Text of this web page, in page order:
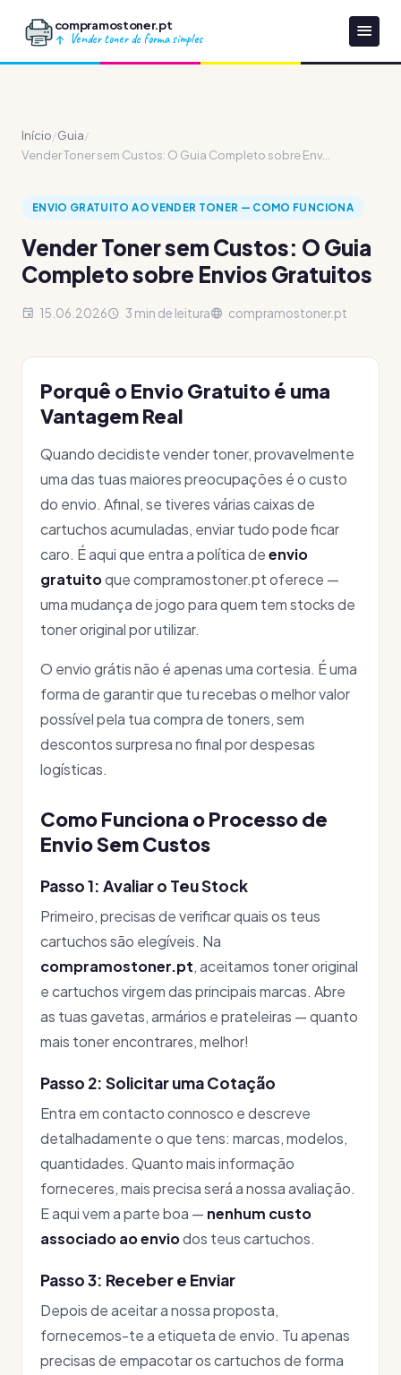
compramostoner.pt
Vender toner de forma simples
Início/Guia/
Vender Toner sem Custos: O Guia Completo sobre Env...
ENVIO GRATUITO AO VENDER TONER — COMO FUNCIONA
Vender Toner sem Custos: O Guia
Completo sobre Envios Gratuitos
15.06.2026 3 min de leitura compramostoner.pt
Porquê o Envio Gratuito é uma
Vantagem Real
Quando decidiste vender toner, provavelmente
uma das tuas maiores preocupações é o custo
do envio. Afinal, se tiveres várias caixas de
cartuchos acumuladas, enviar tudo pode ficar
caro. É aqui que entra a política deenvio
gratuitoque compramostoner.pt oferece —
uma mudança de jogo para quem tem stocks de
toner original por utilizar.
O envio grátis não é apenas uma cortesia. É uma
forma de garantir que tu recebas o melhor valor
possível pela tua compra de toners, sem
descontos surpresa no final por despesas
logísticas.
Como Funciona o Processo de
Envio Sem Custos
Passo 1: Avaliar o Teu Stock
Primeiro, precisas de verificar quais os teus
cartuchos são elegíveis. Na
compramostoner.pt, aceitamos toner original
e cartuchos virgem das principais marcas. Abre
as tuas gavetas, armários e prateleiras — quanto
mais toner encontrares, melhor!
Passo 2: Solicitar uma Cotação
Entra em contacto connosco e descreve
detalhadamente o que tens: marcas, modelos,
quantidades. Quanto mais informação
forneceres, mais precisa será a nossa avaliação.
E aqui vem a parte boa — nenhum custo
associado ao enviodos teus cartuchos.
Passo 3: Receber e Enviar
Depois de aceitar a nossa proposta,
fornecemos-te a etiqueta de envio. Tu apenas
precisas de empacotar os cartuchos de forma